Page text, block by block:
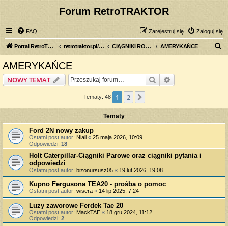
Forum RetroTRAKTOR
FAQ Zaloguj się
Zarejestruj się
Portal RetroTRAKTOR.pl retrotraktor.pl/forum CIĄGNIKI ROLNICZE AMERYKAŃCE
AMERYKAŃCE
NOWY TEMAT Szukaj
Tematy: 48 1 2
Tematy
Ford 2N nowy zakup
Ostatni post autor: Niall « 25 maja 2026, 10:09
Odpowiedzi: 18
Holt Caterpillar-Ciągniki Parowe oraz ciągniki pytania i
odpowiedzi
Ostatni post autor: bizonursusz05 « 19 lut 2026, 19:08
Kupno Fergusona TEA20 - prośba o pomoc
Ostatni post autor: wisera « 14 lip 2025, 7:24
Luzy zaworowe Ferdek Tae 20
Ostatni post autor: MackTAE « 18 gru 2024, 11:12
Odpowiedzi: 2